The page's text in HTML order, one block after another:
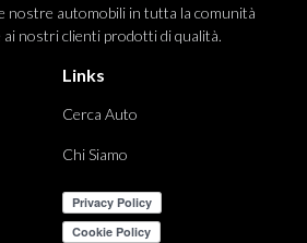
nostre automobili in tutta la comunità
nostri clienti prodotti di qualità.
Links
Cerca Auto
Chi Siamo